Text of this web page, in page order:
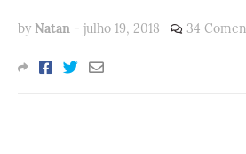
by Natan - julho 19, 2018 34